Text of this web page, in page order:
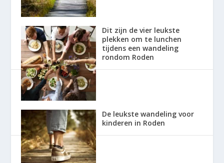
Dit zijn de vier leukste
plekken om te lunchen
tijdens een wandeling
rondom Roden
De leukste wandeling voor
kinderen in Roden